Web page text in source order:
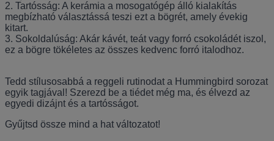
2. Tartósság: A kerámia a mosogatógép álló kialakítás
megbízható választássá teszi ezt a bögrét, amely évekig
kitart.
3. Sokoldalúság: Akár kávét, teát vagy forró csokoládét iszol,
ez a bögre tökéletes az összes kedvenc forró italodhoz.
Tedd stílusosabbá a reggeli rutinodat a Hummingbird sorozat
egyik tagjával! Szerezd be a tiédet még ma, és élvezd az
egyedi dizájnt és a tartósságot.
Gyűjtsd össze mind a hat változatot!